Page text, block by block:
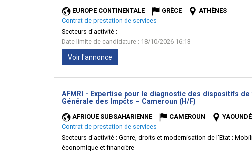
EUROPE CONTINENTALE GRÈCE
ATHÈNES
Contrat de prestation de services
Secteurs d'activité :
Date limite de candidature : 18/10/2026 16:13
Voir l'annonce
AFMRI - Expertise pour le diagnostic des dispositifs
Générale des Impôts – Cameroun (H/F)
AFRIQUE SUBSAHARIENNE CAMEROUN
YAOUNDÉ
Contrat de prestation de services
Secteurs d'activité : Genre, droits et modernisation de l'Etat ;
économique et financière